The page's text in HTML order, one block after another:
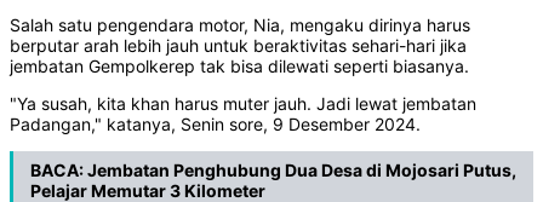
Salah satu pengendara motor, Nia, mengaku dirinya harus
berputar arah lebih jauh untuk beraktivitas sehari-hari jika
jembatan Gempolkerep tak bisa dilewati seperti biasanya.
"Ya susah, kita khan harus muter jauh. Jadi lewat jembatan
Padangan," katanya, Senin sore, 9 Desember 2024.
BACA:Jembatan Penghubung Dua Desa di Mojosari Putus,
Pelajar Memutar 3 Kilometer